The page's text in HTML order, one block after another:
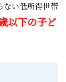
ない低所得世帯
以下の子ど